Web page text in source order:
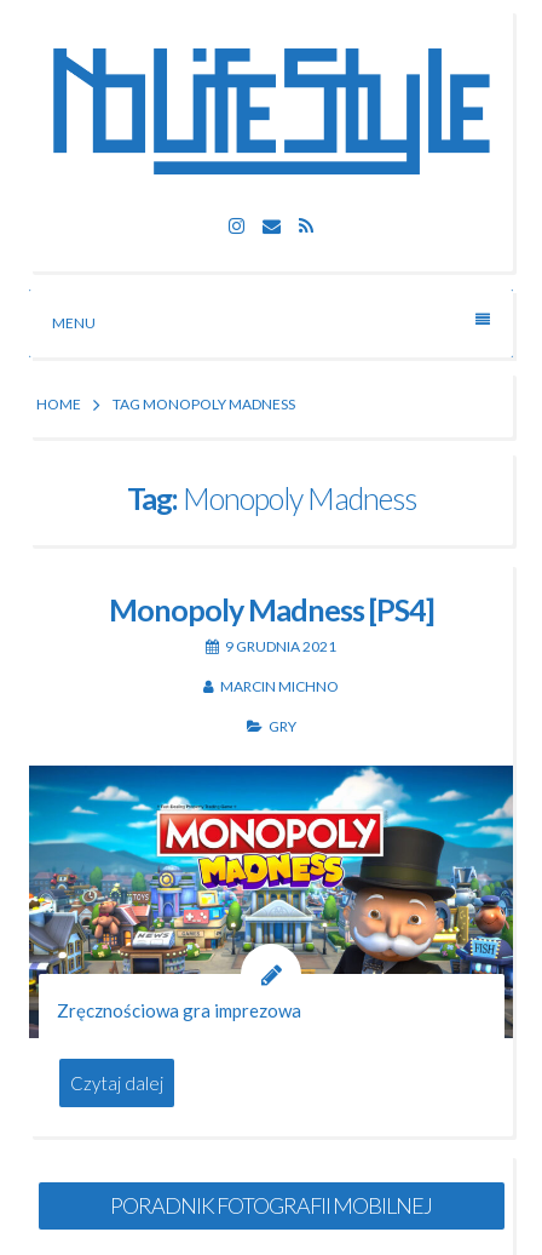
Nolife Style
Technologia, fotografia, rozrywka
Instagram
EmailRSS
MENU
HOME TAG MONOPOLY MADNESS
Tag: Monopoly Madness
Monopoly Madness [PS4]
9 GRUDNIA 2021
MARCIN MICHNO
GRY
Zręcznościowa gra imprezowa
Czytaj dalej
PORADNIK FOTOGRAFII MOBILNEJ